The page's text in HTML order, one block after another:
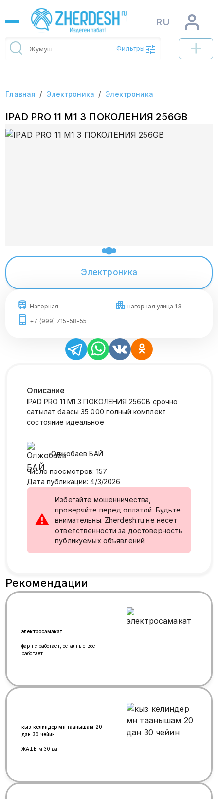
RU
Фильтры
Главная / Электроника / Электроника
IPAD PRO 11 M1 3 ПОКОЛЕНИЯ 256GB
Электроника
Нагорная
нагорная улица 13
+7 (999) 715-58-55
Описание
IPAD PRO 11 M1 3 ПОКОЛЕНИЯ 256GB срочно
сатылат баасы 35 000 полный комплект
состояние идеальное
Олжобаев БАЙ
Число просмотров: 157
Дата публикации: 4/3/2026
⚠
Избегайте мошенничества,
проверяйте перед оплатой. Будьте
внимательны. Zherdesh.ru не несет
ответственности за достоверность
публикуемых объявлений.
Рекомендации
электросамакат
фар не работает, осталные все
работает
кыз келиндер мн таанышам 20
дан 30 чейин
ЖАШЫм 30 да